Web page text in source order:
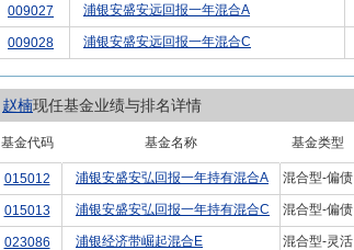
009027 浦银安盛安远回报一年混合A
009028 浦银安盛安远回报一年混合C
赵楠现任基金业绩与排名详情
基金代码 基金名称 基金类型
015012 浦银安盛安弘回报一年持有混合A 混合型-偏债
015013 浦银安盛安弘回报一年持有混合C 混合型-偏债
023086 浦银经济带崛起混合E 混合型-灵活